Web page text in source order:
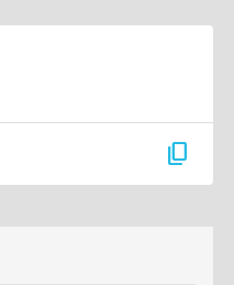
content_copy